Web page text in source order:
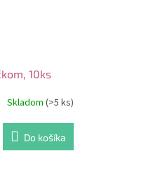
10ks
Skladom (>5 ks)
Do košíka